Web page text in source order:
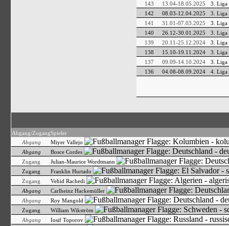
143
13.04-18.05.2025
3. Liga
142
08.03-12.04.2025
3. Liga
141
31.01-07.03.2025
3. Liga
140
26.12-30.01.2025
3. Liga
139
20.11-25.12.2024
3. Liga
138
15.10-19.11.2024
3. Liga
137
09.09-14.10.2024
3. Liga
136
04.08-08.09.2024 4. Liga
Abgang/ZugangSpieler
Abgang
Miyer Vallejo
Abgang
Bosce Cordes
Zugang
Julian-Maurice Wordtmann
Zugang
Franklin Hurtado
Zugang
Vehid Rachedi
Abgang
Carlheinz Hackemüller
Abgang
Roy Mangold
Zugang
William Wikström
Abgang
Iosif Toporov